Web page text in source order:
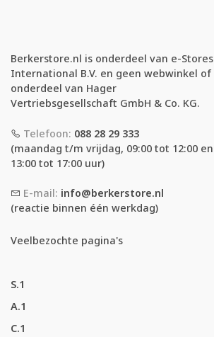
Berkerstore.nl is onderdeel van e-Stores
International B.V. en geen webwinkel of
onderdeel van Hager
Vertriebsgesellschaft GmbH & Co. KG.
Telefoon: 088 28 29 333
(maandag t/m vrijdag, 09:00 tot 12:00 en
13:00 tot 17:00 uur)
E-mail: info@berkerstore.nl
(reactie binnen één werkdag)
Veelbezochte pagina's
S.1
A.1
C.1